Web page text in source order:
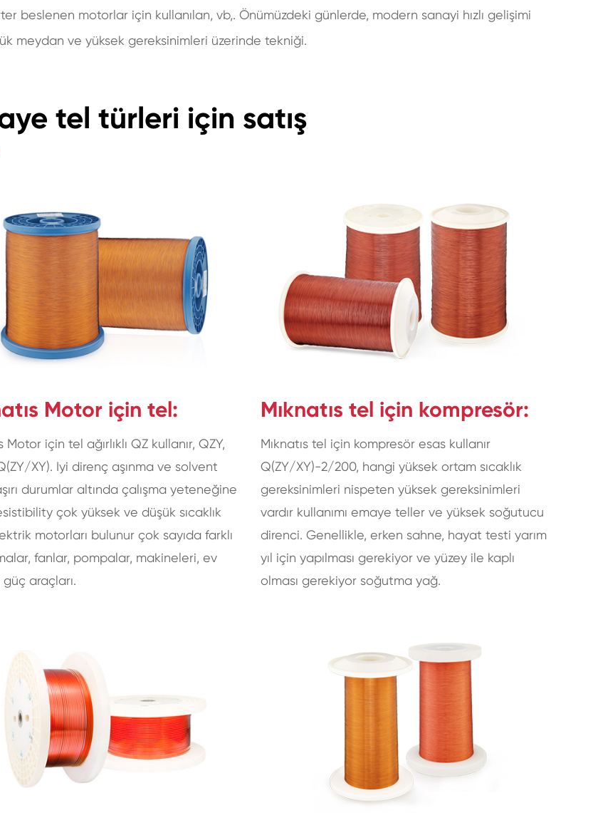
beslenen motorlar için kullanılan, vb,. Önümüzdeki günlerde, modern sanayi hızlı gelişimi
meydan ve yüksek gereksinimleri üzerinde tekniği.
tel türleri için satış
Motor için tel:
Motor için tel ağırlıklı QZ kullanır, QZY,
XY). Iyi direnç aşınma ve solvent
durumlar altında çalışma yeteneğine
çok yüksek ve düşük sıcaklık
motorları bulunur çok sayıda farklı
fanlar, pompalar, makineleri, ev
araçları.
Mıknatıs tel için kompresör:
Mıknatıs tel için kompresör esas kullanır
Q(ZY/XY)-2/200, hangi yüksek ortam sıcaklık
gereksinimleri nispeten yüksek gereksinimleri
vardır kullanımı emaye teller ve yüksek soğutucu
direnci. Genellikle, erken sahne, hayat testi yarım
yıl için yapılması gerekiyor ve yüzey ile kaplı
olması gerekiyor soğutma yağ.